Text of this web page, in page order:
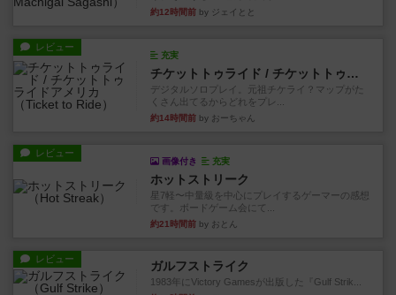
約12時間前 by ジェイとと
レビュー
充実
チケットトゥライド / チケットトゥライドアメリカ
デジタルソロプレイ。元祖チケライ？マップがた
くさん出てるからどれをプレ...
約14時間前 by おーちゃん
レビュー
画像付き 充実
ホットストリーク
星7軽〜中量級を中心にプレイするゲーマーの感想
です。ボードゲーム会にて...
約21時間前 by おとん
レビュー ガルフストライク
1983年にVictory Gamesが出版した『Gulf Strik...